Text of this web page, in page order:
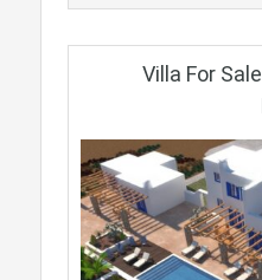
Villa For